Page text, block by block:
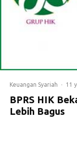
Keuangan Syariah · 11
BPRS HIK
Lebih Bagus